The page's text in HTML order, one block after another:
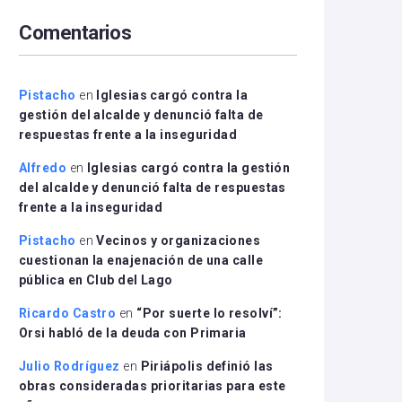
disminuir
el
Comentarios
Pistacho en
Iglesias cargó contra la
gestión del alcalde y denunció falta de
respuestas frente a la inseguridad
Alfredo en
Iglesias cargó contra la gestión
del alcalde y denunció falta de respuestas
frente a la inseguridad
Pistacho enVecinos y organizaciones
cuestionan la enajenación de una calle
pública en Club del Lago
Ricardo Castro en “Por suerte lo resolví”:
Orsi habló de la deuda con Primaria
Julio Rodríguez en Piriápolis definió las
obras consideradas prioritarias para este